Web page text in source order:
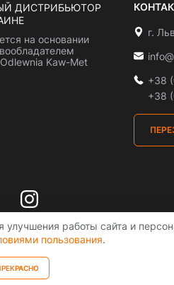
ДИСТРИБЬЮТОР
на основании
Kaw-Met
г.
+38
+38
COPYRIGHT © 2026
дистрибютор KAWMET в
улучшения работы сайта и
пользования.